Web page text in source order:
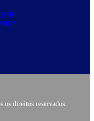
os direitos reservados.